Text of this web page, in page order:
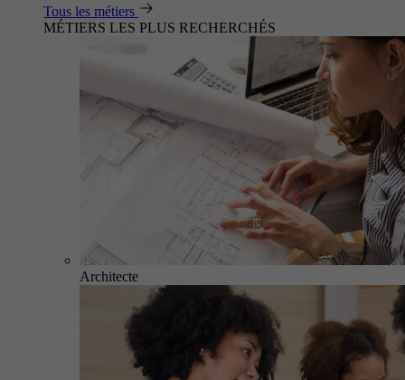
Tous les métiers
MÉTIERS LES PLUS RECHERCHÉS
Architecte